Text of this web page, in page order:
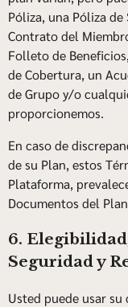
Póliza, una Póliza
Contrato del
Folleto de
de Cobertura, un
de Grupo y/o
proporcionemos.
En caso de
de su Plan, estos
Plataforma,
Documentos del
6.
Seguridad y
Usted puede usar